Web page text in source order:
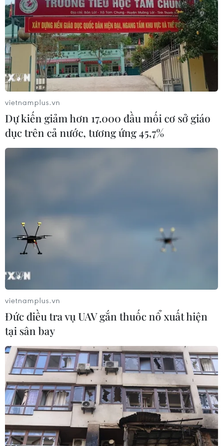
#Hàng xách tay Nga
#Khu công nghiệp VIệt Nam tại Nga
#Doanh nghiệp may mặc
#Hàng may mặc xuất khẩu
#Người Việt tại Nga
Nga
TH True Milk xem xét đầu tư nông nghiệp
tại tỉnh Kaluga của Nga
vietnamplus.vn
Dự kiến giảm hơn 17.000 đầu mối cơ sở giáo
dục trên cả nước, tương ứng 45,7%
vietnamplus.vn
Đức điều tra vụ UAV gắn thuốc nổ xuất hiện
tại sân bay